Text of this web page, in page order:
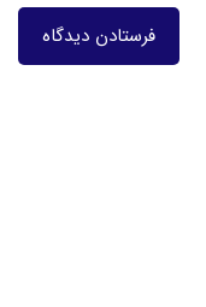
فرستادن دیدگاه